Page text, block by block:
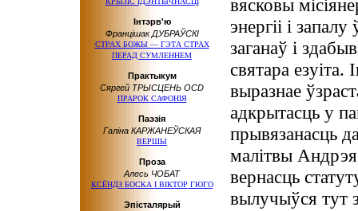
Інтэрв'ю
Францішак ДУБРАЎСКІ
СТРАХ БОЖЫ — ГЭТА СТРАХ
ПЕРАД СУМЛЕННЕМ
Практыкум
Сяргей ТРЫСЦЕНЬ ОCD
ПРАРОК САФОНІЯ
Паэзія
Галіна КАРЖАНЕЎСКАЯ
ВЕРШЫ
Проза
Алесь ЧОБАТ
КСЁНДЗ БОСКА І ВІКТОР ГЮГО
Эпісталярый
вясковы
энергіі і
заганаў і
святара езуіта.
выразнае
адкрытасць у
прывязанасць
малітвы
вернасць
вылучыўся тут